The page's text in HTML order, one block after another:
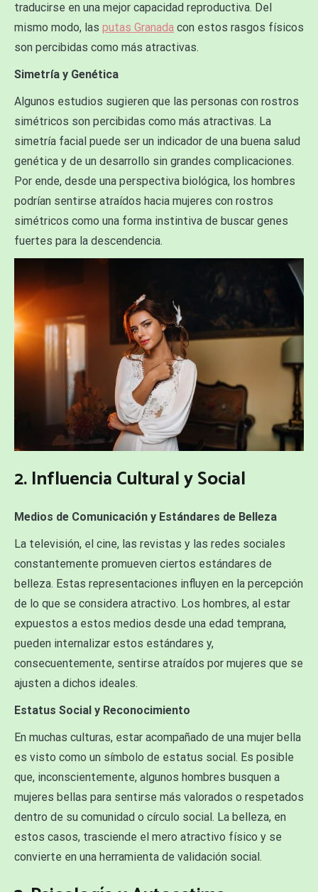
traducirse en una mejor capacidad reproductiva. Del
mismo modo, las putas Granada con estos rasgos físicos
son percibidas como más atractivas.
Simetría y Genética
Algunos estudios sugieren que las personas con rostros
simétricos son percibidas como más atractivas. La
simetría facial puede ser un indicador de una buena salud
genética y de un desarrollo sin grandes complicaciones.
Por ende, desde una perspectiva biológica, los hombres
podrían sentirse atraídos hacia mujeres con rostros
simétricos como una forma instintiva de buscar genes
fuertes para la descendencia.
2. Influencia Cultural y Social
Medios de Comunicación y Estándares de Belleza
La televisión, el cine, las revistas y las redes sociales
constantemente promueven ciertos estándares de
belleza. Estas representaciones influyen en la percepción
de lo que se considera atractivo. Los hombres, al estar
expuestos a estos medios desde una edad temprana,
pueden internalizar estos estándares y,
consecuentemente, sentirse atraídos por mujeres que se
ajusten a dichos ideales.
Estatus Social y Reconocimiento
En muchas culturas, estar acompañado de una mujer bella
es visto como un símbolo de estatus social. Es posible
que, inconscientemente, algunos hombres busquen a
mujeres bellas para sentirse más valorados o respetados
dentro de su comunidad o círculo social. La belleza, en
estos casos, trasciende el mero atractivo físico y se
convierte en una herramienta de validación social.